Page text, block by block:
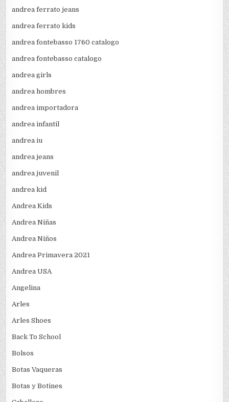
andrea ferrato jeans
andrea ferrato kids
andrea fontebasso 1760 catalogo
andrea fontebasso catalogo
andrea girls
andrea hombres
andrea importadora
andrea infantil
andrea iu
andrea jeans
andrea juvenil
andrea kid
Andrea Kids
Andrea Niñas
Andrea Niños
Andrea Primavera 2021
Andrea USA
Angelina
Arles
Arles Shoes
Back To School
Bolsos
Botas Vaqueras
Botas y Botines